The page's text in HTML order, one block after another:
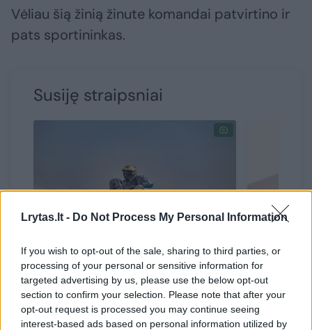
Lrytas.lt - Do Not Process My Personal Information
If you wish to opt-out of the sale, sharing to third parties, or
processing of your personal or sensitive information for
targeted advertising by us, please use the below opt-out
section to confirm your selection. Please note that after your
opt-out request is processed you may continue seeing
interest-based ads based on personal information utilized by
Vėliau šią žinią žinute komandai patvirtino ir
pats sportininkas.
Susiję straipsniai
M. Siliūnas Dakare lėtina
tempą: sumuštas petys vis
primena apie save
pirmąją
įveikė B.